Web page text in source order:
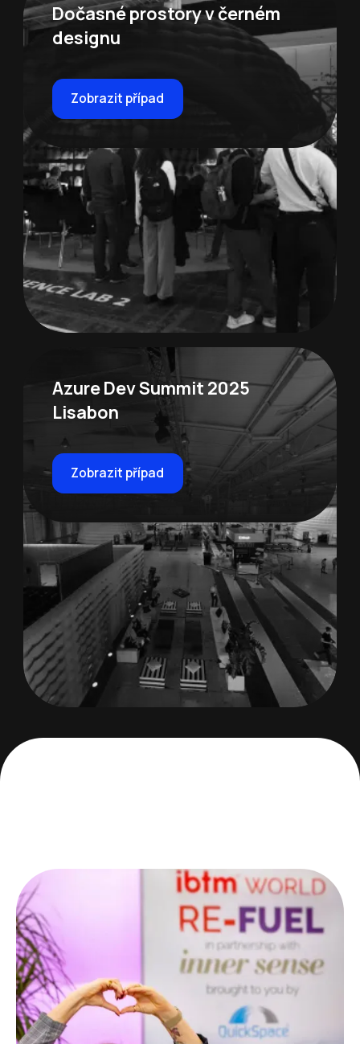
Dočasné prostory v černém
designu
Zobrazit případ
Azure Dev Summit 2025
Lisabon
Zobrazit případ